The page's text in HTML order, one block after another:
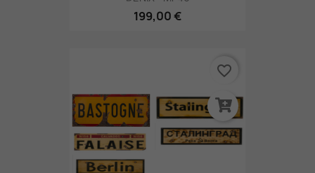
199,00 €
favorite_border